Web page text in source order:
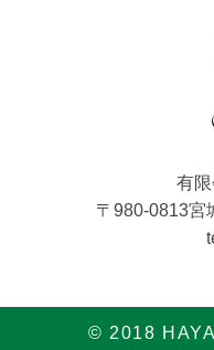
有
〒980-0813宮
© 2018